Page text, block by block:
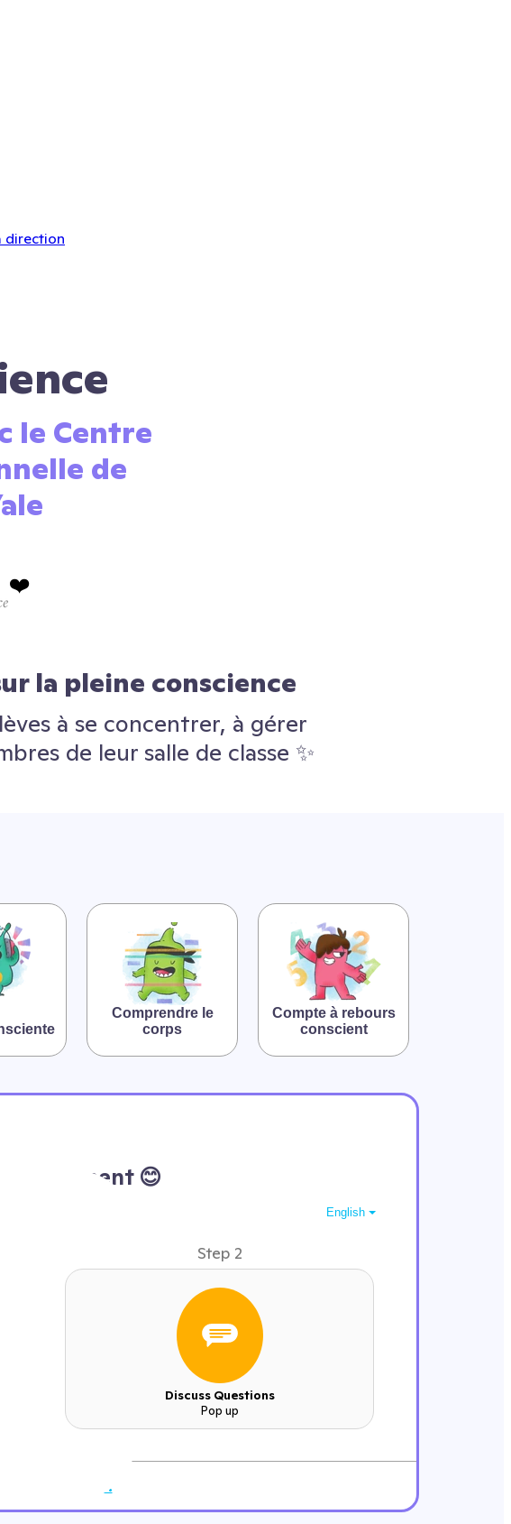
direction
le Centre
de
❤️
la pleine conscience
à se concentrer, à gérer
de leur salle de classe ✨
Comprendre le
corps
Compte à rebours
conscient
Moment 😊
English
Step 2
Discuss Questions
Pop up
Ideas page!